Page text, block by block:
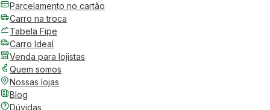
Parcelamento no cartão
Carro na troca
Tabela Fipe
Carro Ideal
Venda para lojistas
Quem somos
Nossas lojas
Blog
Dúvidas